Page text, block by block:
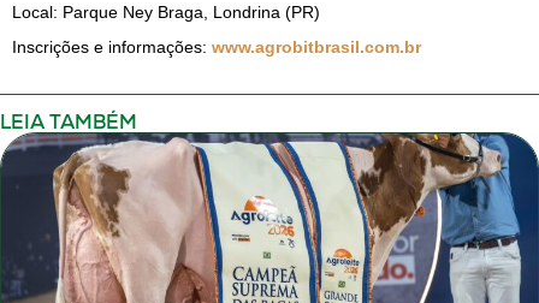
Local: Parque Ney Braga, Londrina (PR)
Inscrições e informações: www.agrobitbrasil.com.br
LEIA TAMBÉM